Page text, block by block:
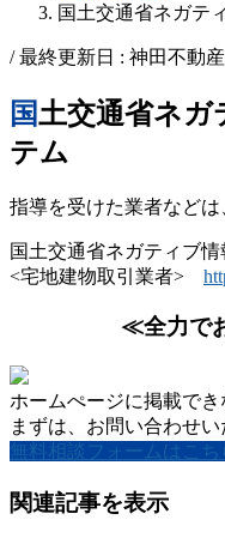
国土交通省ネガテ
/ 最終更新日 : 神田不動産
国土交通省ネガティブ情報等検索シス
テム
指導を受けた業者などは
国土交通省ネガティブ
<宅地建物取引業者>
≪全力で
ホームぺージに掲載でき
まずは、お問い合わせい
無料相談フォームはこち
関連記事を表示